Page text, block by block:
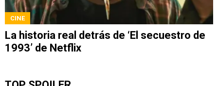
CINE
La historia real detrás de ‘El secuestro de
1993’ de Netflix